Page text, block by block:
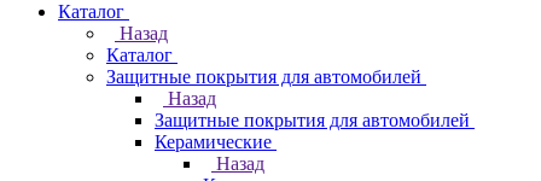
Каталог
Назад
Каталог
Защитные покрытия для автомобилей
Назад
Защитные покрытия для автомобилей
Керамические
Назад